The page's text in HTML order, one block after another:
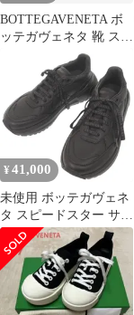
BOTTEGAVENETA ボ
ッテガヴェネタ 靴 スニ
ーカー くつ スニーカー
レザー ブラック レディ
ース【中古】
¥ 41,000
未使用 ボッテガヴェネ
タ スピードスター サイ
ズ37(24cm) レザー ブラ
ック スニーカー 黒
1223
BOTTEGAVENETA